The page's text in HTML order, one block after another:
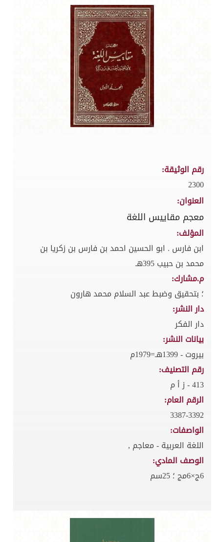
رقم الوثيقة:
2300
العنوان:
معجم مقاييس اللغة
المؤلف:
ابن فارس . ابو الحسين احمد بن فارس بن زكريا بن
محمد بن حبيب 395هـ
م.مشارك:
؛ بتحقيق وضبط عبد السلام محمد هارون
دار النشر:
دار الفكر
بيانات النشر:
بيروت - 1399هـ=1979م
رقم التصنيف:
413 - ز أ م
الرقم العام:
3387-3392
الواصفات:
اللغة العربية - معاجم ,
الوصف المادي:
6ج×6مج ؛ 25سم